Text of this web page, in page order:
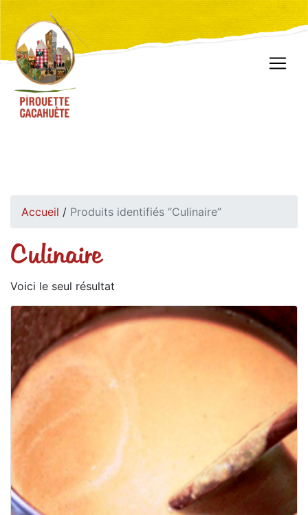
Accueil / Produits identifiés “Culinaire”
Culinaire
Voici le seul résultat